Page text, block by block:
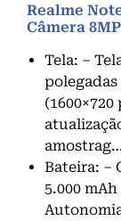
Realme
Câmera
Tela: –
polegadas
Bateira: –
5.000